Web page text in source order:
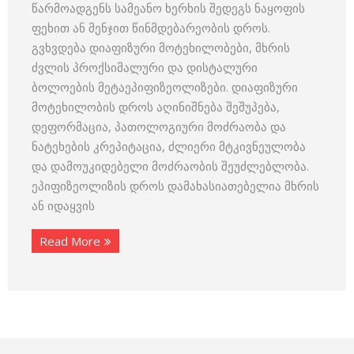
წარმოადგენს სამეანო ხერხის შედეგს ნაყოფის
ფეხით ან მენჯით წინმდებარეობის დროს.
გვხვდება დიაფიზური მოტეხილობები, მხრის
ძვლის პროქსიმალური და დისტალური
ბოლოების მეტაეპიფიზეოლიზები. დიაფიზური
მოტეხილობის დროს აღინიშნება შეშუპება,
დეფორმაცია, პათოლოგიური მოძრაობა და
ნატეხების კრეპიტაცია, ძლიერი მტკივნეულობა
და დამოუკიდებელი მოძრაობის შეუძლებლობა.
ეპიფიზეოლიზის დროს დამახასიათებელია მხრის
ან იდაყვის
Read More